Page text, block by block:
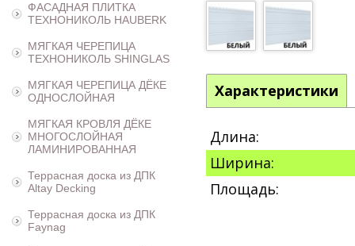
ФАСАДНАЯ ПЛИТКА
ТЕХНОНИКОЛЬ HAUBERK
МЯГКАЯ ЧЕРЕПИЦА
ТЕХНОНИКОЛЬ SHINGLAS
МЯГКАЯ ЧЕРЕПИЦА ДЁКЕ
ОДНОСЛОЙНАЯ
МЯГКАЯ КРОВЛЯ ДЁКЕ
МНОГОСЛОЙНАЯ
ЛАМИНИРОВАННАЯ
Террасная доска из ДПК
Altay Decking
Террасная доска из ДПК
Faynag
Характеристики
Длина:
Ширина:
Площадь: